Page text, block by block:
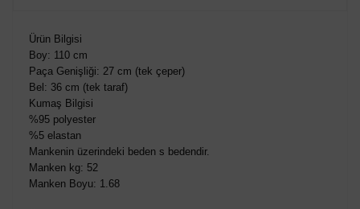
Ürün Bilgisi
Boy: 110 cm
Paça Genişliği: 27 cm (tek çeper)
Bel: 36 cm (tek taraf)
Kumaş Bilgisi
%95 polyester
%5 elastan
Mankenin üzerindeki beden s bedendir.
Manken kg: 52
Manken Boyu: 1.68